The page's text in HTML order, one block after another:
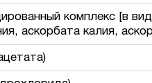
комплекс [в
аскорбата калия,